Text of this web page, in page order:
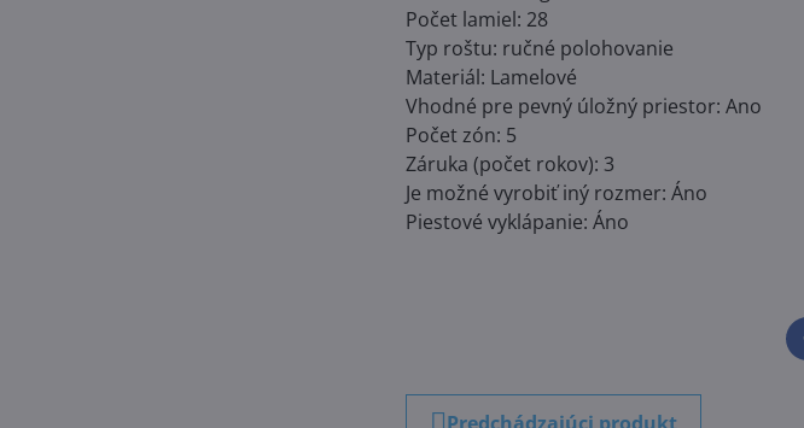
Počet lamiel: 28
Typ roštu: ručné polohovanie
Materiál: Lamelové
Vhodné pre pevný úložný priestor: Ano
Počet zón: 5
Záruka (počet rokov): 3
Je možné vyrobiť iný rozmer: Áno
Piestové vyklápanie: Áno